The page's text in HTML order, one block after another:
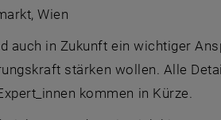
Wien
auch in Zukunft ein wichtiger
stärken wollen. Alle
kommen in Kürze.